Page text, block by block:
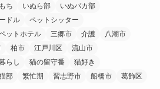
ち いぬら部
いぬバカ部
ドル
ペットシッター
ットホテル 三郷市 介護
八潮市
柏市 江戸川区
流山市
らし 猫の留守番
猫好き
部 繁忙期 習志野市 船橋市
葛飾区